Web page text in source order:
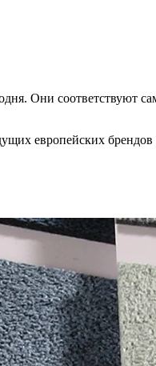
Они соответствуют
европейских